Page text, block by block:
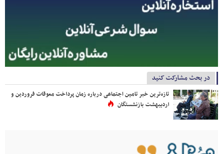
در بحث مشارکت کنید
تازه‌ترین خبر تامین اجتماعی درباره زمان پرداخت معوقات فروردین و
اردیبهشت بازنشستگان